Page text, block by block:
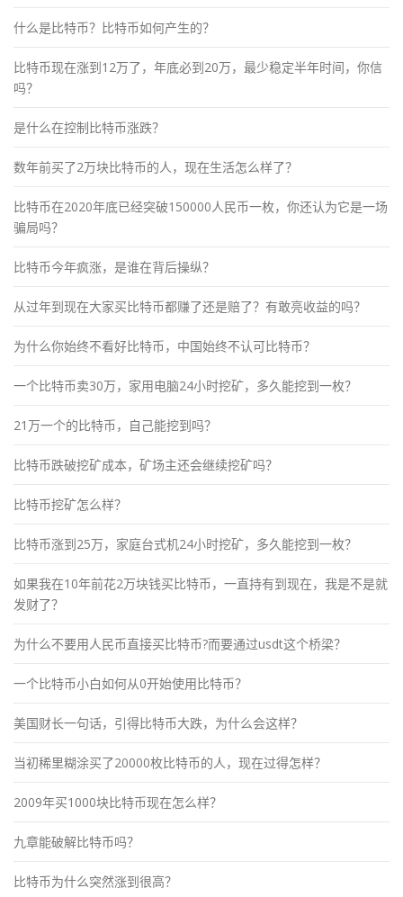
什么是比特币？比特币如何产生的？
比特币现在涨到12万了，年底必到20万，最少稳定半年时间，你信
吗？
是什么在控制比特币涨跌？
数年前买了2万块比特币的人，现在生活怎么样了？
比特币在2020年底已经突破150000人民币一枚，你还认为它是一场
骗局吗？
比特币今年疯涨，是谁在背后操纵？
从过年到现在大家买比特币都赚了还是赔了？有敢亮收益的吗？
为什么你始终不看好比特币，中国始终不认可比特币？
一个比特币卖30万，家用电脑24小时挖矿，多久能挖到一枚？
21万一个的比特币，自己能挖到吗？
比特币跌破挖矿成本，矿场主还会继续挖矿吗？
比特币挖矿怎么样？
比特币涨到25万，家庭台式机24小时挖矿，多久能挖到一枚？
如果我在10年前花2万块钱买比特币，一直持有到现在，我是不是就
发财了？
为什么不要用人民币直接买比特币?而要通过usdt这个桥梁？
一个比特币小白如何从0开始使用比特币？
美国财长一句话，引得比特币大跌，为什么会这样？
当初稀里糊涂买了20000枚比特币的人，现在过得怎样？
2009年买1000块比特币现在怎么样？
九章能破解比特币吗？
比特币为什么突然涨到很高？